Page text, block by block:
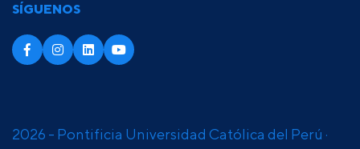
SÍGUENOS
2026 - Pontificia Universidad Católica del Perú ·